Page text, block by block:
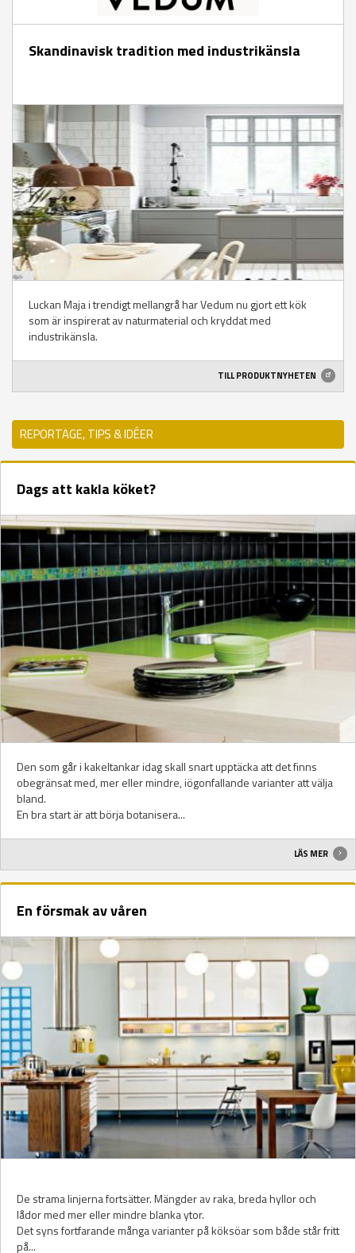
Skandinavisk tradition med industrikänsla
Luckan Maja i trendigt mellangrå har Vedum nu gjort ett kök
som är inspirerat av naturmaterial och kryddat med
industrikänsla.
TILL PRODUKTNYHETEN
REPORTAGE, TIPS & IDÉER
Dags att kakla köket?
Den som går i kakeltankar idag skall snart upptäcka att det finns
obegränsat med, mer eller mindre, iögonfallande varianter att välja
bland.
En bra start är att börja botanisera...
LÄS MER
En försmak av våren
De strama linjerna fortsätter. Mängder av raka, breda hyllor och
lådor med mer eller mindre blanka ytor.
Det syns fortfarande många varianter på köksöar som både står fritt
på...